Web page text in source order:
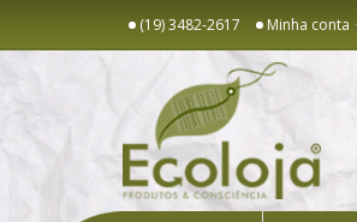
(19) 3482-2617 Minha conta